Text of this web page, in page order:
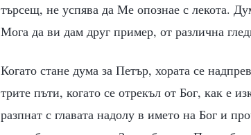
търсещ, не успява да Ме опознае с лекота.
Мога да ви дам друг пример, от различна
Когато стане дума за Петър, хората се
трите пъти, когато се отрекъл от Бог, как е
разпнат с главата надолу в името на Бог и